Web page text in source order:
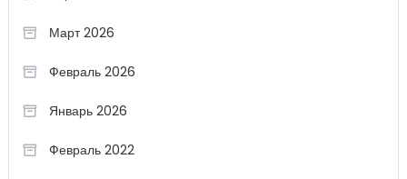
Март 2026
Февраль 2026
Январь 2026
Февраль 2022